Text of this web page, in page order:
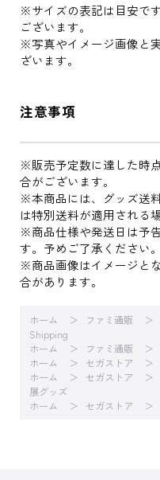
※サイズの表記は目安で
ございます。
※写真やイメージ画像と
ざいます。
注意事項
※販売予定数に達した時
合がございます。
※本商品には、グッズ送
は特別送料が適用される
※商品仕様や発送日は予
す。予めご了承ください。
※商品画像はイメージと
合があります。
ホーム ファミ通販
Shipping
ホーム
ファミ通販
ホーム
セガストア
ホーム
セガストア
展グッズ
ホーム
セガストア